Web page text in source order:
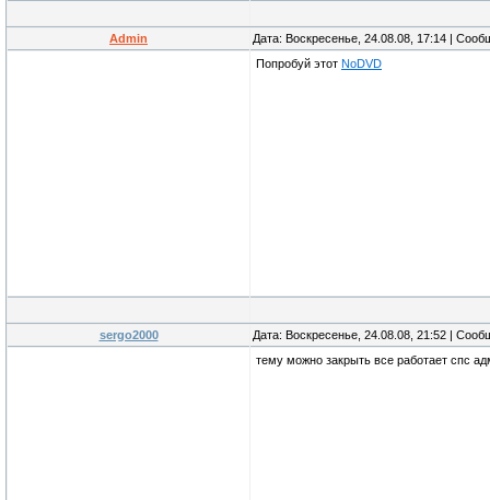
Admin
Дата: Воскресенье, 24.08.08, 17:14 |
Попробуй этот NoDVD
sergo2000
Дата: Воскресенье, 24.08.08, 21:52 |
тему можно закрыть все работает спс